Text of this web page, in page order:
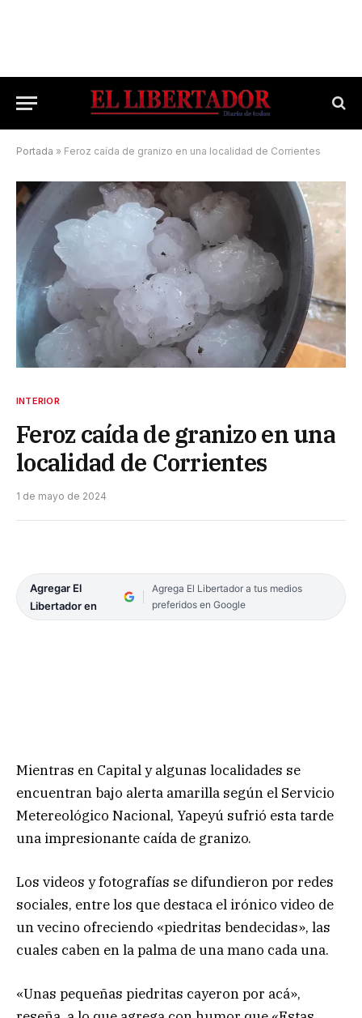
Portada » Feroz caída de granizo en una localidad de Corrientes
INTERIOR
Feroz caída de granizo en una
localidad de Corrientes
1 de mayo de 2024
Agregar El
Libertador en
Agrega El Libertador a tus medios
preferidos en Google
Mientras en Capital y algunas localidades se
encuentran bajo alerta amarilla según el Servicio
Metereológico Nacional, Yapeyú sufrió esta tarde
una impresionante caída de granizo.
Los videos y fotografías se difundieron por redes
sociales, entre los que destaca el irónico video de
un vecino ofreciendo «piedritas bendecidas», las
cuales caben en la palma de una mano cada una.
«Unas pequeñas piedritas cayeron por acá»,